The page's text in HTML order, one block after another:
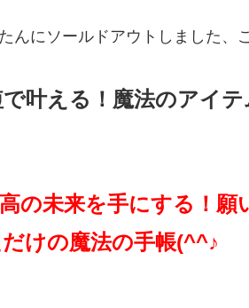
んにソールドアウトしました、
叶える！魔法のアイテ
の未来を手にする！願
けの魔法の手帳(^^♪